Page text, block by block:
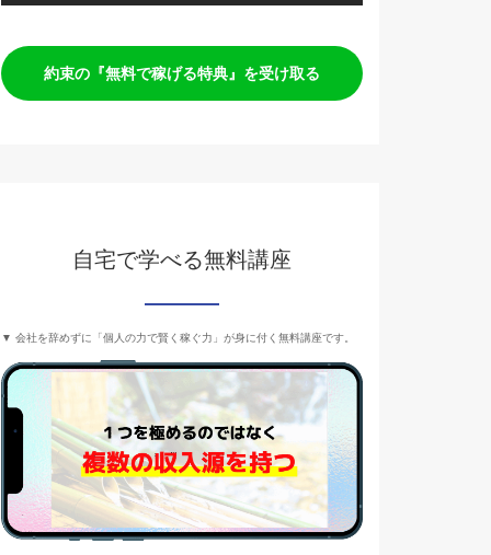
約束の『無料で稼げる特典』を受け取る
自宅で学べる無料講座
▼ 会社を辞めずに「個人の力で賢く稼ぐ力」が身に付く無料講座です。